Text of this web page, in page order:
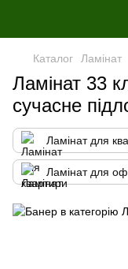
Каталог Ламінат
Ламінат 33
сучасне
Ламінат для
Ламінат для